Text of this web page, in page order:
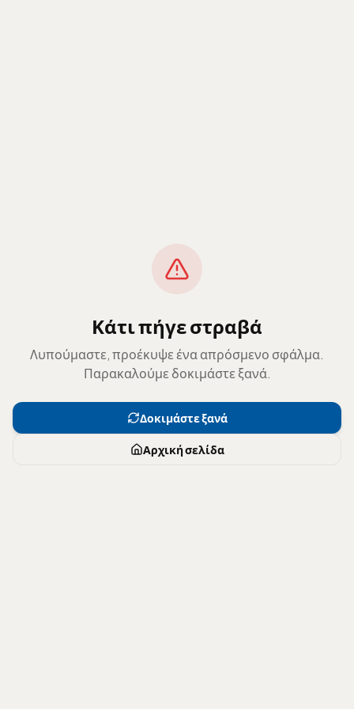
Κάτι πήγε στραβά
Λυπούμαστε, προέκυψε ένα απρόσμενο σφάλμα.
Παρακαλούμε δοκιμάστε ξανά.
Δοκιμάστε ξανά
Αρχική σελίδα